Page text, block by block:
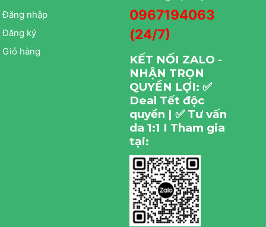
Đăng nhập
Đăng ký
Giỏ hàng
0967194063
(24/7)
KẾT NỐI ZALO -
NHẬN TRỌN
QUYỀN LỢI: ✅
Deal Tết độc
quyền | ✅ Tư vấn
da 1:1 I Tham gia
tại: